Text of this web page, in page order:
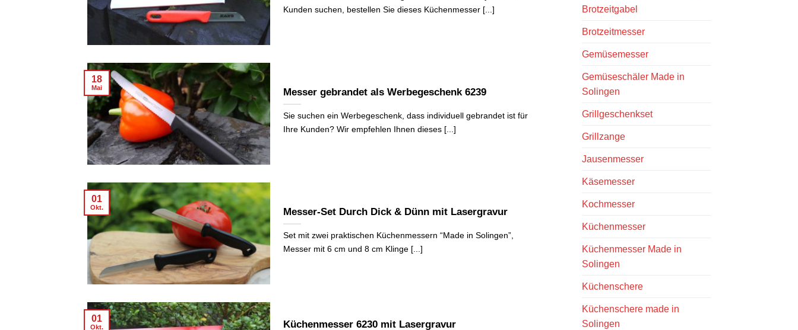
Kunden suchen, bestellen Sie dieses Küchenmesser [...]
Messer gebrandet als Werbegeschenk 6239
Sie suchen ein Werbegeschenk, dass individuell gebrandet ist für
Ihre Kunden? Wir empfehlen Ihnen dieses [...]
18
Mai
Messer-Set Durch Dick & Dünn mit Lasergravur
Set mit zwei praktischen Küchenmessern “Made in Solingen”,
Messer mit 6 cm und 8 cm Klinge [...]
01
Okt.
Küchenmesser 6230 mit Lasergravur
01
Okt.
Brotzeitgabel
Brotzeitmesser
Gemüsemesser
Gemüseschäler Made in
Solingen
Grillgeschenkset
Grillzange
Jausenmesser
Käsemesser
Kochmesser
Küchenmesser
Küchenmesser Made in
Solingen
Küchenschere
Küchenschere made in
Solingen